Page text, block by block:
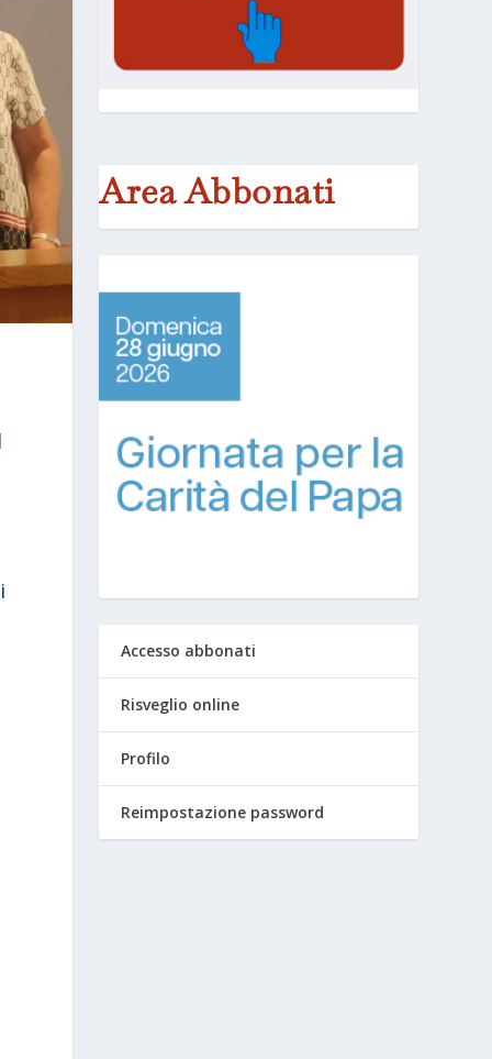
Area Abbonati
Accesso abbonati
Risveglio online
Profilo
Reimpostazione password